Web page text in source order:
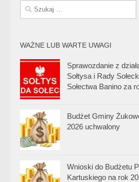
Szukaj:
WAŻNE LUB WARTE UWAGI
Sprawozdanie z
Sołtysa i Rady
Sołectwa Banino za
Budżet Gminy
2026 uchwalony
Wnioski do Budżetu
Kartuskiego na rok